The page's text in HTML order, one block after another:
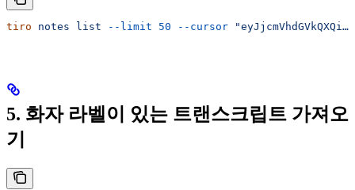
tiro notes list --limit 50 --cursor "eyJjcmVhdGVkQXQi…"
5. 화자 라벨이 있는 트랜스크립트 가져오
기